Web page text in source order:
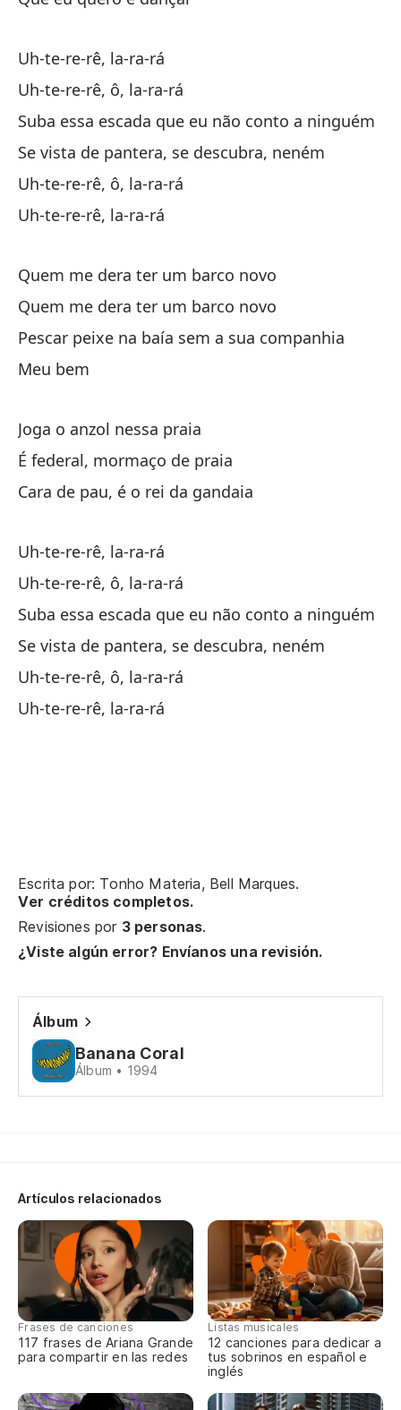
Uh-te-re-rê, la-ra-rá
Uh-te-re-rê, ô, la-ra-rá
Suba essa escada que eu não conto a ninguém
Se vista de pantera, se descubra, neném
Uh-te-re-rê, ô, la-ra-rá
Uh-te-re-rê, la-ra-rá
Quem me dera ter um barco novo
Quem me dera ter um barco novo
Pescar peixe na baía sem a sua companhia
Meu bem
Joga o anzol nessa praia
É federal, mormaço de praia
Cara de pau, é o rei da gandaia
Uh-te-re-rê, la-ra-rá
Uh-te-re-rê, ô, la-ra-rá
Suba essa escada que eu não conto a ninguém
Se vista de pantera, se descubra, neném
Uh-te-re-rê, ô, la-ra-rá
Uh-te-re-rê, la-ra-rá
Escrita por: Tonho Materia, Bell Marques.
Ver créditos completos.
Revisiones por 3 personas.
¿Viste algún error? Envíanos una revisión.
Álbum
Banana Coral
Álbum • 1994
Artículos relacionados
Frases de canciones
117 frases de Ariana Grande
para compartir en las redes
Listas musicales
12 canciones para dedicar a
tus sobrinos en español e
inglés